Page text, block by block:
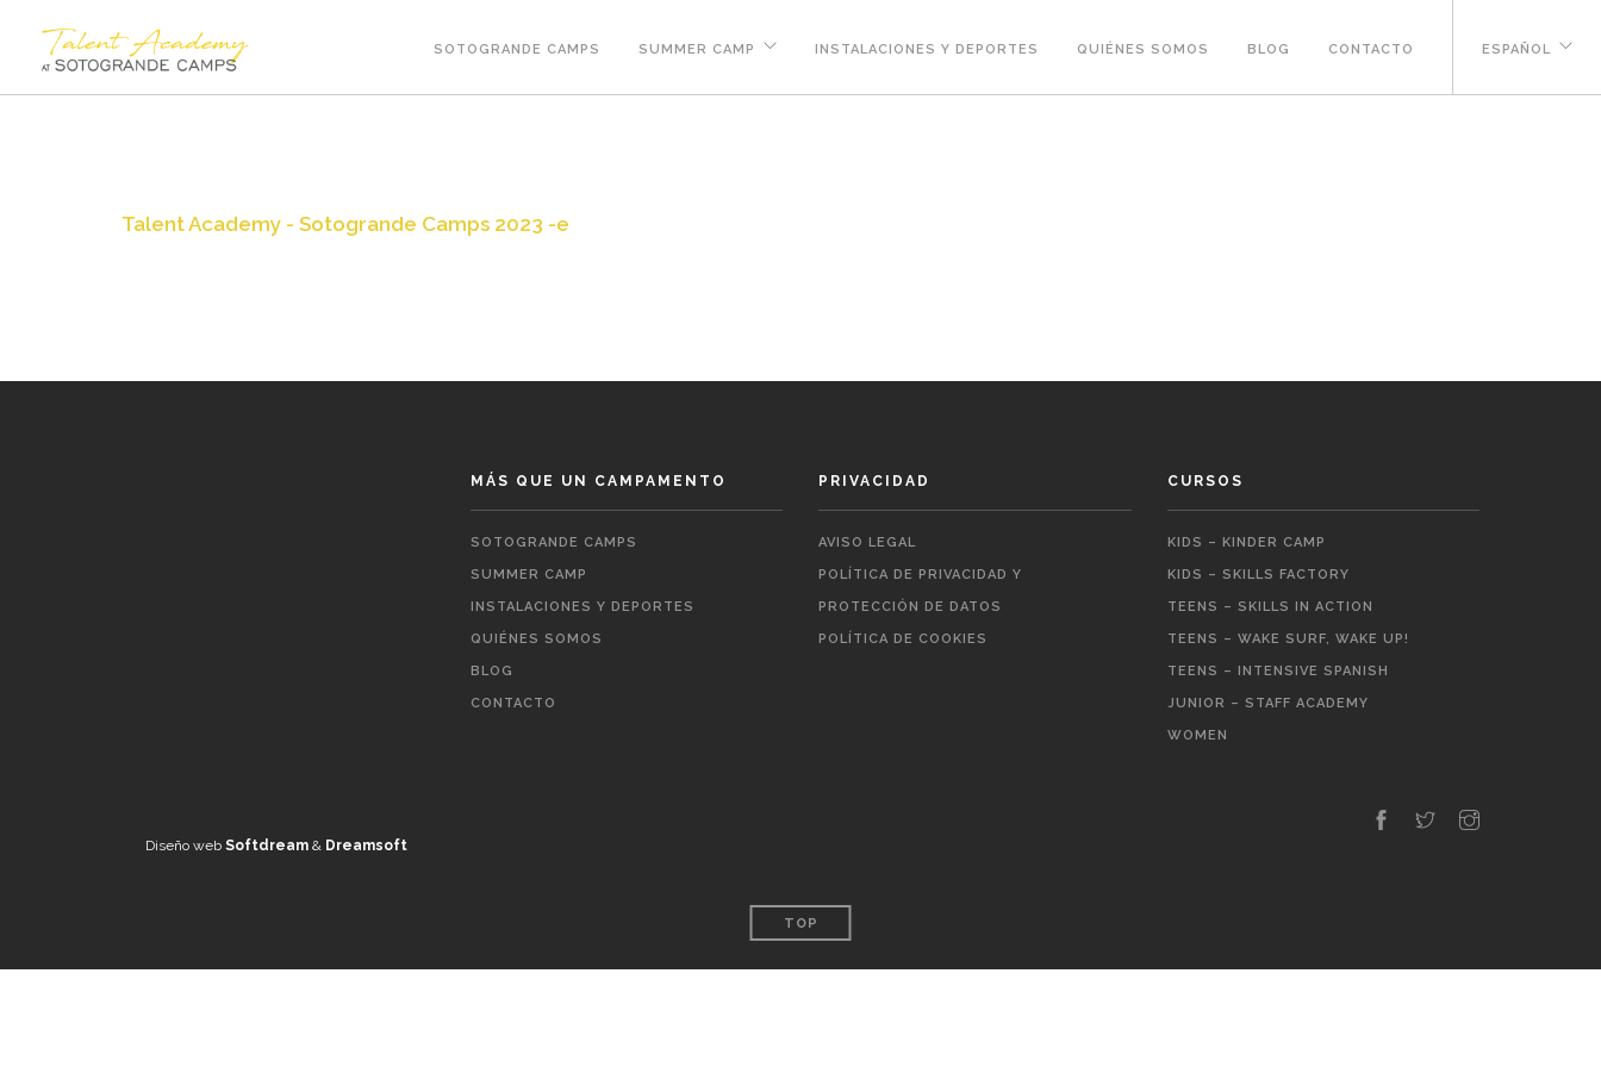
SOTOGRANDE CAMPS SUMMER CAMP INSTALACIONES Y DEPORTES QUIÉNES SOMOS BLOG CONTACTO ESPAÑOL
Talent Academy - Sotogrande Camps 2023 -e
MÁS QUE UN CAMPAMENTO
SOTOGRANDE CAMPS
SUMMER CAMP
INSTALACIONES Y DEPORTES
QUIÉNES SOMOS
BLOG
CONTACTO
PRIVACIDAD
AVISO LEGAL
POLÍTICA DE PRIVACIDAD Y
PROTECCIÓN DE DATOS
POLÍTICA DE COOKIES
CURSOS
KIDS – KINDER CAMP
KIDS – SKILLS FACTORY
TEENS – SKILLS IN ACTION
TEENS – WAKE SURF, WAKE UP!
TEENS – INTENSIVE SPANISH
JUNIOR – STAFF ACADEMY
WOMEN
Diseño web Softdream & Dreamsoft
TOP